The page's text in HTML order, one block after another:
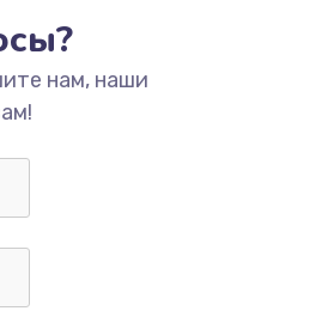
нам, наши